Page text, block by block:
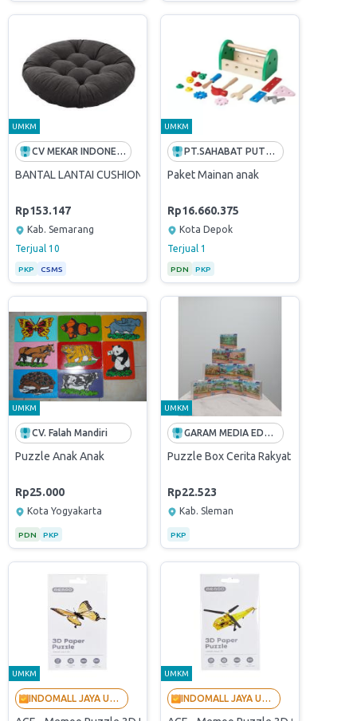
Silat Karate Kempo Taekwondo)
UMKM
CV MEKAR INDONESIA
BANTAL LANTAI CUSHION FLOOR
Rp153.147
Kab. Semarang
Terjual 10
PKP CSMS
UMKM
PT.SAHABAT PUTRI KIRANA
Paket Mainan anak
Rp16.660.375
Kota Depok
Terjual 1
PDN PKP
x 90 tebal 1cm isi 1pcs
UMKM
CV. Falah Mandiri
Puzzle Anak Anak
Rp25.000
Kota Yogyakarta
PDN PKP
UMKM
GARAM MEDIA EDUKASI
Puzzle Box Cerita Rakyat
Rp22.523
Kab. Sleman
PKP
UMKM
INDOMALL JAYA UTAMA - LANGGANAN BUMN
UMKM
INDOMALL JAYA UTAMA - LANGGANAN BUMN